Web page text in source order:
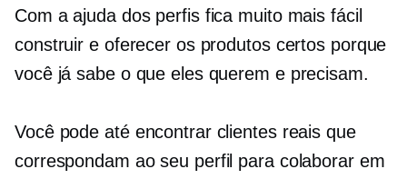
Com a ajuda dos perfis fica muito mais fácil
construir e oferecer os produtos certos porque
você já sabe o que eles querem e precisam.
Você pode até encontrar clientes reais que
correspondam ao seu perfil para colaborar em